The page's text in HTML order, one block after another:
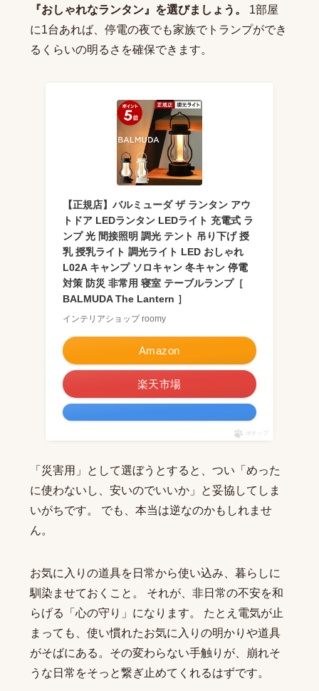
『おしゃれなランタン』を選びましょう。
1部屋
に1台あれば、停電の夜でも家族でトランプができ
るくらいの明るさを確保できます。
【正規店】バルミューダ ザ ランタン アウ
トドア LEDランタン LEDライト 充電式 ラ
ンプ 光 間接照明 調光 テント 吊り下げ 授
乳 授乳ライト 調光ライト LED おしゃれ
L02A キャンプ ソロキャン 冬キャン 停電
対策 防災 非常用 寝室 テーブルランプ［
BALMUDA The Lantern ］
インテリアショップ roomy
Amazon
楽天市場
ポチップ
「災害用」として選ぼうとすると、つい「めった
に使わないし、安いのでいいか」と妥協してしま
いがちです。 でも、本当は逆なのかもしれませ
ん。
お気に入りの道具を日常から使い込み、暮らしに
馴染ませておくこと。 それが、非日常の不安を和
らげる「心の守り」になります。 たとえ電気が止
まっても、使い慣れたお気に入りの明かりや道具
がそばにある。その変わらない手触りが、崩れそ
うな日常をそっと繋ぎ止めてくれるはずです。